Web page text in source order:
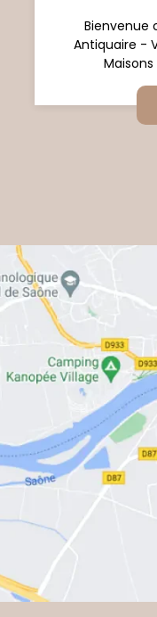
Bienvenue
Antiquaire -